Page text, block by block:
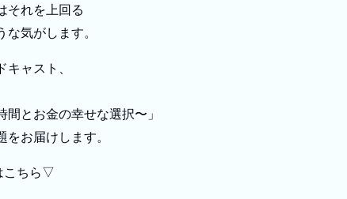
それを上回る
気がします。
キャスト、
間とお金の幸せな選択〜」
をお届けします。
こちら▽